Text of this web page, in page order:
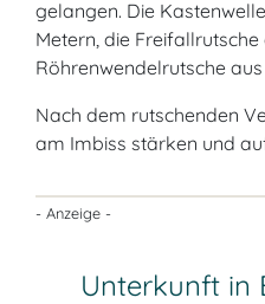
gelangen. Die
Metern, die Freifallrutsche
Röhrenwendelrutsche
Nach dem rutschenden
am Imbiss stärken und
- Anzeige -
Unterkunft in